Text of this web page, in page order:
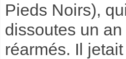
Pieds Noirs),
dissoutes un
réarmés. Il